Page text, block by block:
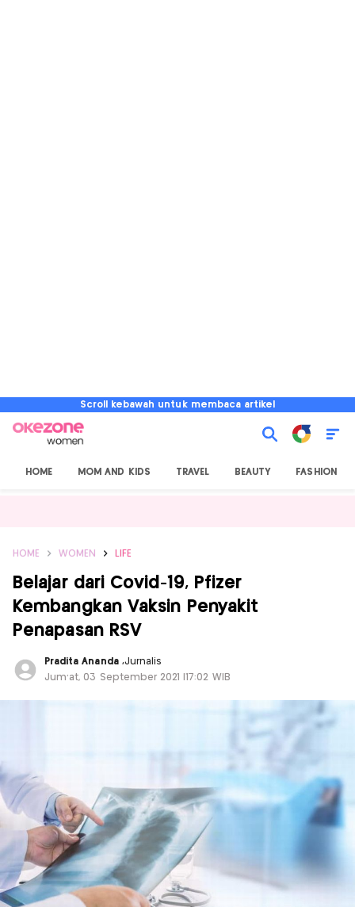
Scroll kebawah untuk membaca artikel
HOME MOM AND KIDS TRAVEL BEAUTY FASHION
HOME WOMEN LIFE
Belajar dari Covid-19, Pfizer
Kembangkan Vaksin Penyakit
Penapasan RSV
Pradita Ananda ,Jurnalis
Jum'at, 03 September 2021 |17:02 WIB